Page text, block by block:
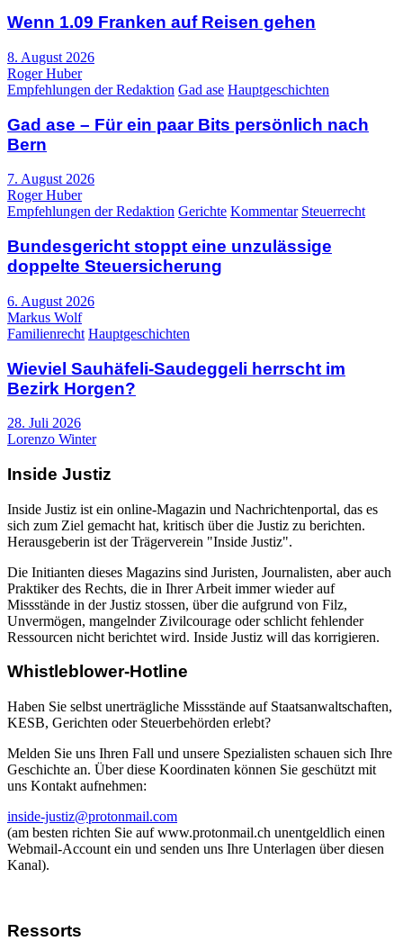
Wenn 1.09 Franken auf Reisen gehen
8. August 2026
Roger Huber
Empfehlungen der Redaktion Gad ase Hauptgeschichten
Gad ase – Für ein paar Bits persönlich nach
Bern
7. August 2026
Roger Huber
Empfehlungen der Redaktion Gerichte Kommentar Steuerrecht
Bundesgericht stoppt eine unzulässige
doppelte Steuersicherung
6. August 2026
Markus Wolf
Familienrecht Hauptgeschichten
Wieviel Sauhäfeli-Saudeggeli herrscht im
Bezirk Horgen?
28. Juli 2026
Lorenzo Winter
Inside Justiz
Inside Justiz ist ein online-Magazin und Nachrichtenportal, das es
sich zum Ziel gemacht hat, kritisch über die Justiz zu berichten.
Herausgeberin ist der Trägerverein "Inside Justiz".
Die Initianten dieses Magazins sind Juristen, Journalisten, aber auch
Praktiker des Rechts, die in Ihrer Arbeit immer wieder auf
Missstände in der Justiz stossen, über die aufgrund von Filz,
Unvermögen, mangelnder Zivilcourage oder schlicht fehlender
Ressourcen nicht berichtet wird. Inside Justiz will das korrigieren.
Whistleblower-Hotline
Haben Sie selbst unerträgliche Missstände auf Staatsanwaltschaften,
KESB, Gerichten oder Steuerbehörden erlebt?
Melden Sie uns Ihren Fall und unsere Spezialisten schauen sich Ihre
Geschichte an. Über diese Koordinaten können Sie geschützt mit
uns Kontakt aufnehmen:
inside-justiz@protonmail.com
(am besten richten Sie auf www.protonmail.ch unentgeldlich einen
Webmail-Account ein und senden uns Ihre Unterlagen über diesen
Kanal).
Ressorts